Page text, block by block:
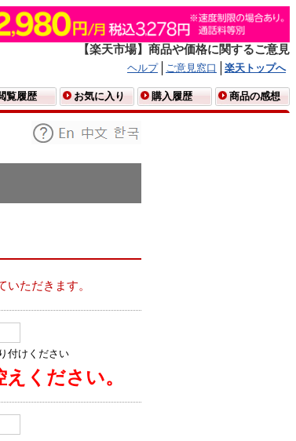
【楽天市場】商品や価格に関するご意見
ヘルプ ご意見窓口
楽天トップへ
覧履歴 お気に入り 購入履歴 商品の感想
ただきます。
付けください
ください。